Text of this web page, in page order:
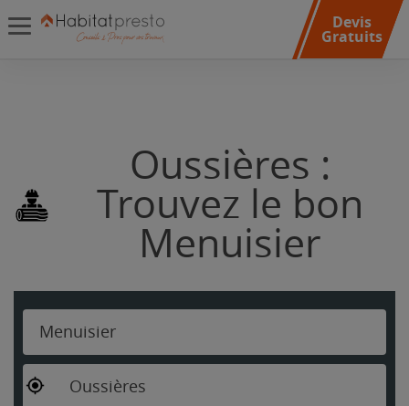
Devis
Gratuits
Oussières :
Trouvez le bon
Menuisier
Menuisier
Oussières